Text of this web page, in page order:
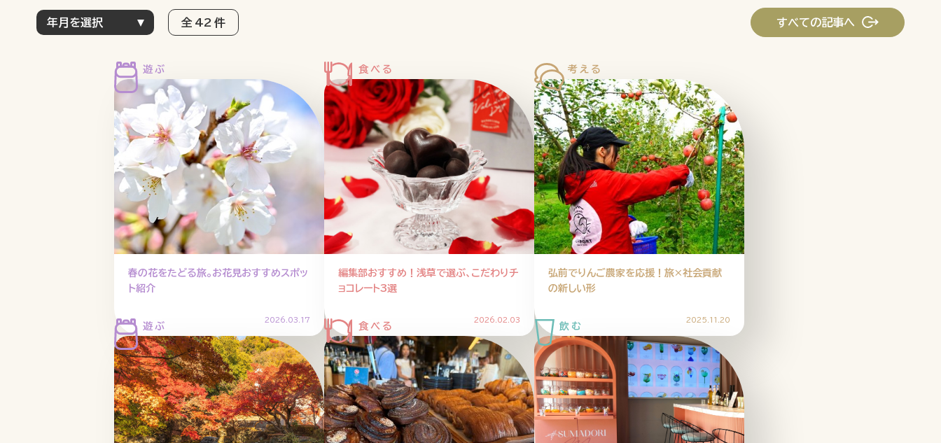
企業情報 ニュースリリース プライバシーポリシー 推奨環境
全 42 件 すべての記事へ
春の花をたどる旅。お花見おすすめスポッ
ト紹介
2026.03.17
編集部おすすめ！浅草で選ぶ、こだわりチ
ョコレート3選
2026.02.03
弘前でりんご農家を応援！旅×社会貢献
の新しい形
2025.11.20